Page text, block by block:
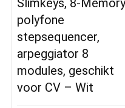
polyfone
stepsequencer,
arpeggiator 8
modules, geschikt
voor CV – Wit